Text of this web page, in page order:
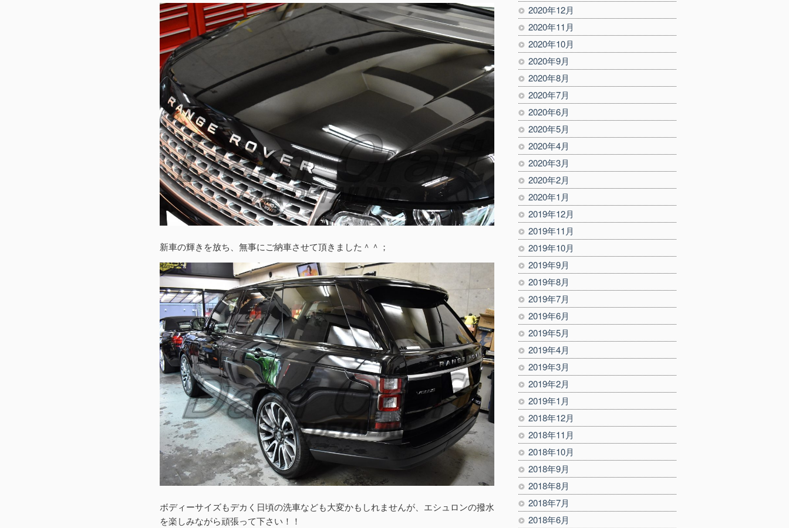
新車の輝きを放ち、無事にご納車させて頂きました＾＾；
ボディーサイズもデカく日頃の洗車なども大変かもしれませんが、エシュロンの撥水
を楽しみながら頑張って下さい！！
2020年12月
2020年11月
2020年10月
2020年9月
2020年8月
2020年7月
2020年6月
2020年5月
2020年4月
2020年3月
2020年2月
2020年1月
2019年12月
2019年11月
2019年10月
2019年9月
2019年8月
2019年7月
2019年6月
2019年5月
2019年4月
2019年3月
2019年2月
2019年1月
2018年12月
2018年11月
2018年10月
2018年9月
2018年8月
2018年7月
2018年6月